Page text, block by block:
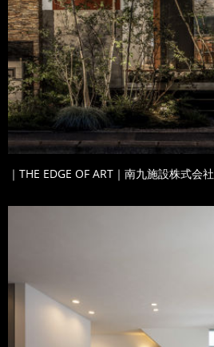
｜THE EDGE OF ART｜南九施設株式会社